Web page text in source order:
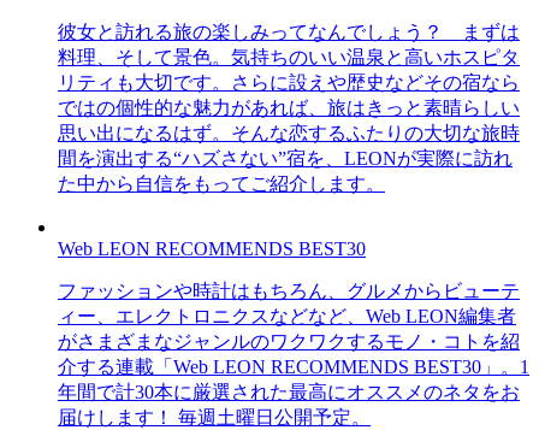
彼女と訪れる旅の楽しみってなんでしょう？ まずは
料理、そして景色。気持ちのいい温泉と高いホスピタ
リティも大切です。さらに設えや歴史などその宿なら
ではの個性的な魅力があれば、旅はきっと素晴らしい
思い出になるはず。そんな恋するふたりの大切な旅時
間を演出する“ハズさない”宿を、LEONが実際に訪れ
た中から自信をもってご紹介します。
Web LEON RECOMMENDS BEST30
ファッションや時計はもちろん、グルメからビューテ
ィー、エレクトロニクスなどなど、Web LEON編集者
がさまざまなジャンルのワクワクするモノ・コトを紹
介する連載「Web LEON RECOMMENDS BEST30」。1
年間で計30本に厳選された最高にオススメのネタをお
届けします！ 毎週土曜日公開予定。